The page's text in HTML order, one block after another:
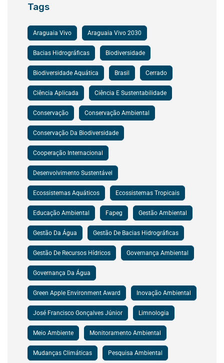
Tags
Araguaia Vivo Araguaia Vivo 2030
Bacias Hidrográficas Biodiversidade
Biodiversidade Aquática Brasil Cerrado
Ciência Aplicada Ciência E Sustentabilidade
Conservação Conservação Ambiental
Conservação Da Biodiversidade
Cooperação Internacional
Desenvolvimento Sustentável
Ecossistemas Aquáticos Ecossistemas Tropicais
Educação Ambiental Fapeg Gestão Ambiental
Gestão Da Água Gestão De Bacias Hidrográficas
Gestão De Recursos Hídricos Governança Ambiental
Governança Da Água
Green Apple Environment Award Inovação Ambiental
José Francisco Gonçalves Júnior Limnologia
Meio Ambiente Monitoramento Ambiental
Mudanças Climáticas Pesquisa Ambiental